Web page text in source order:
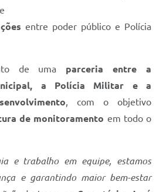
entre poder público e Polícia
de uma parceria entre a
a Polícia Militar e a
, com o objetivo
de monitoramento em todo o
e trabalho em equipe, estamos
e garantindo maior bem-estar